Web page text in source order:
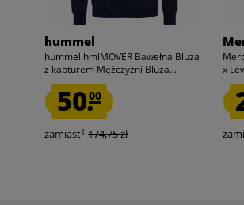
hummel
hummel hmlMOVER Bawełna Bluza
z kapturem Mężczyźni Bluza...
50.00
zamiast1 174,75 zł
x